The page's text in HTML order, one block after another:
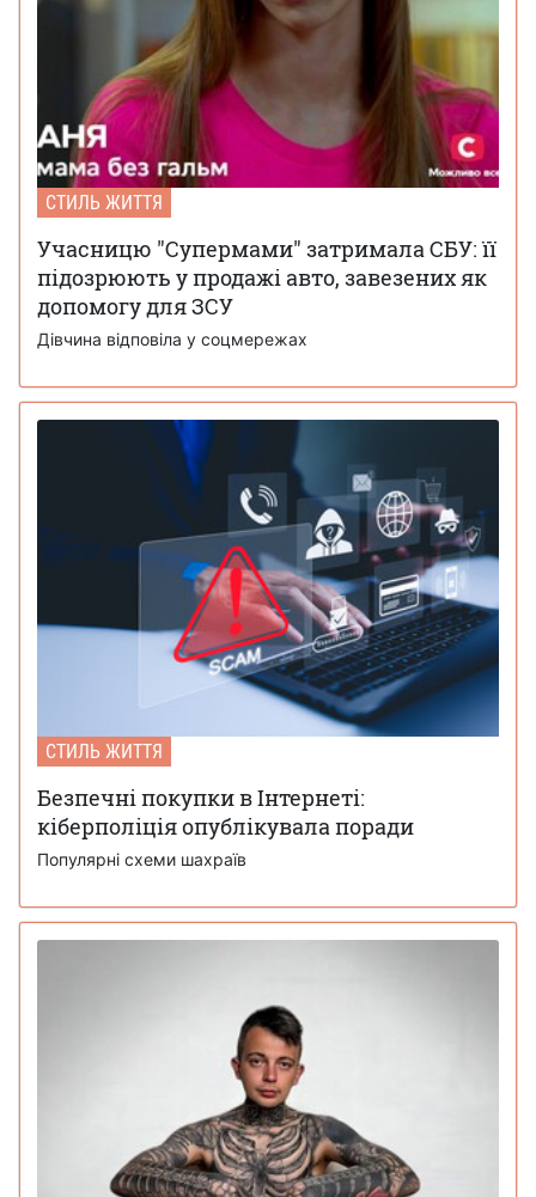
СТИЛЬ ЖИТТЯ
Учасницю "Супермами" затримала СБУ: її
підозрюють у продажі авто, завезених як
допомогу для ЗСУ
Дівчина відповіла у соцмережах
СТИЛЬ ЖИТТЯ
Безпечні покупки в Інтернеті:
кіберполіція опублікувала поради
Популярні схеми шахраїв